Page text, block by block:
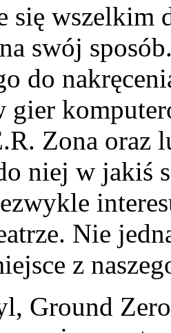
się wszelkim
swój
do
gier
Zona oraz
niej w jakiś
Nie
z
Ground